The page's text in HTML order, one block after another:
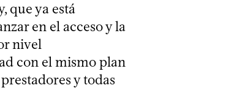
que ya está
en el acceso y la
nivel
con el mismo plan
y todas